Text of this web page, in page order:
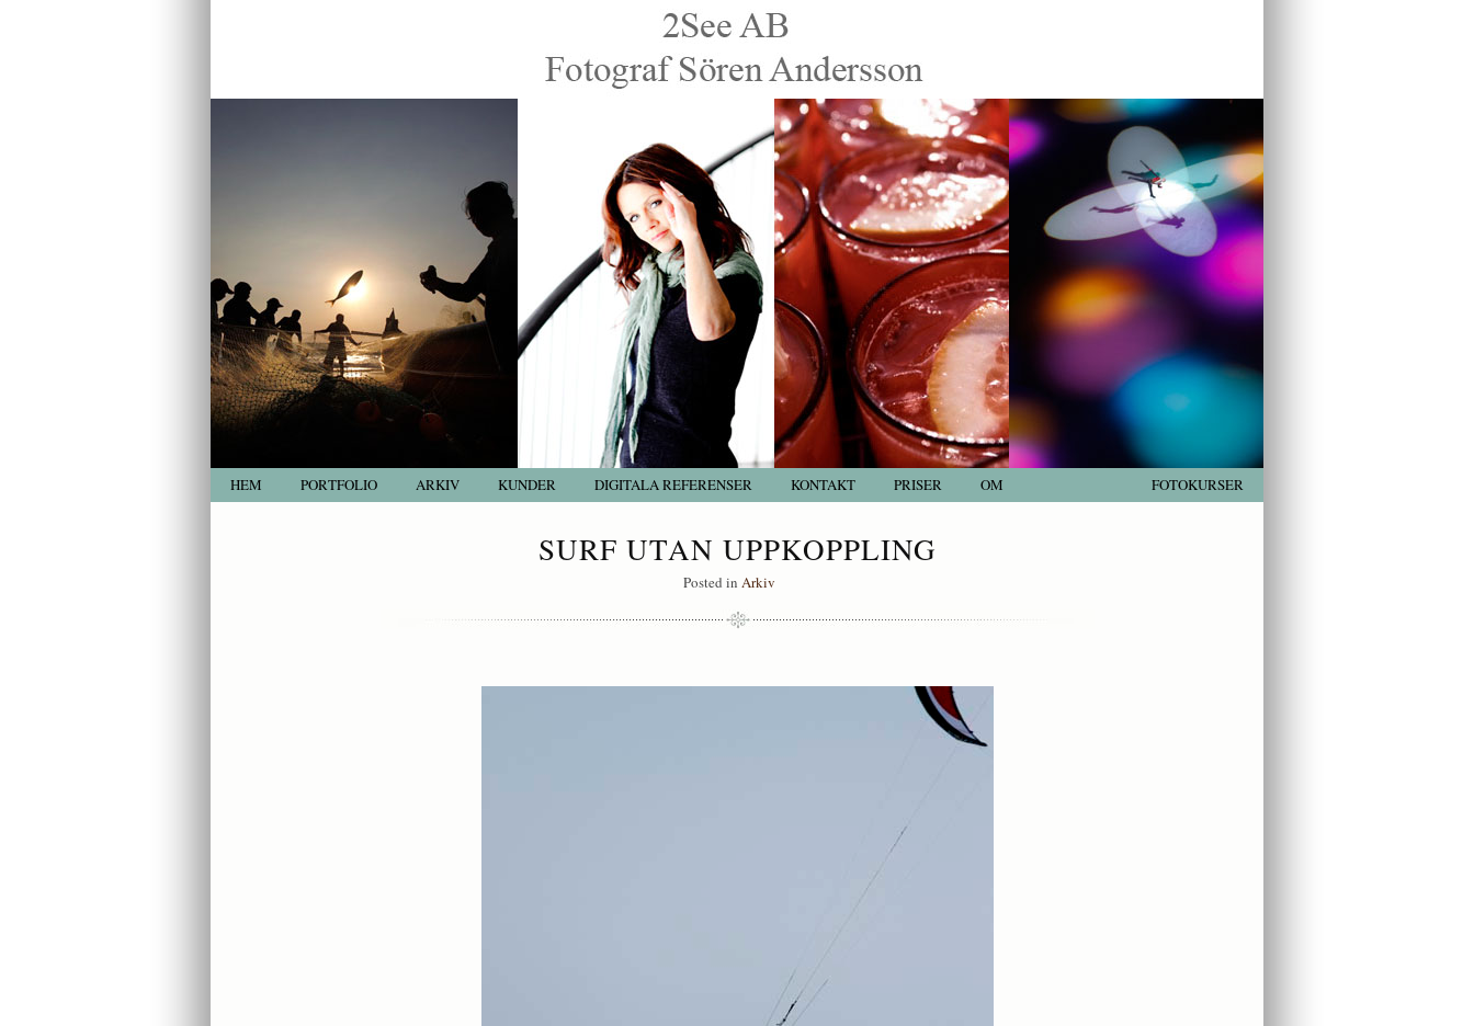
HEM PORTFOLIO ARKIV KUNDER DIGITALA REFERENSER KONTAKT PRISER OM FOTOKURSER
SURF UTAN UPPKOPPLING
Posted in Arkiv